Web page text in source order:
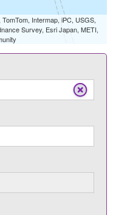
Intermap, iPC, USGS,
Survey, Esri Japan, METI,